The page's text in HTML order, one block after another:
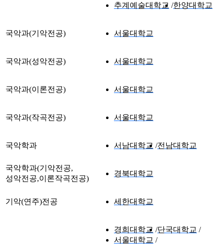
추계예술대학교 한양대학교
국악과(기악전공) 서울대학교
국악과(성악전공) 서울대학교
국악과(이론전공) 서울대학교
국악과(작곡전공) 서울대학교
국악학과 서남대학교 전남대학교
국악학과(기악전공,
성악전공,이론작곡전공)
경북대학교
기악(연주)전공 세한대학교
경희대학교 단국대학교
서울대학교